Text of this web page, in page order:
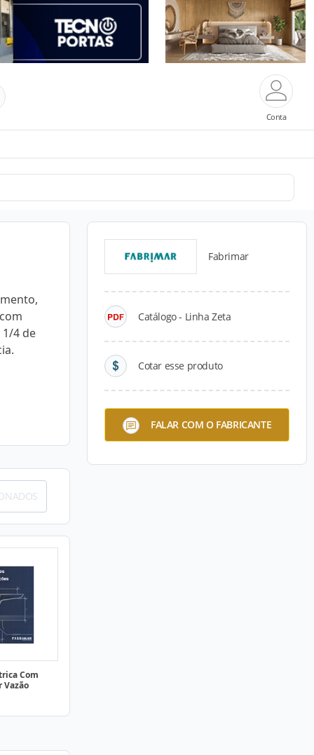
Conta
4 de
Fabrimar
Catálogo - Linha Zeta
Cotar esse produto
FALAR COM O FABRICANTE
Com
Vazão